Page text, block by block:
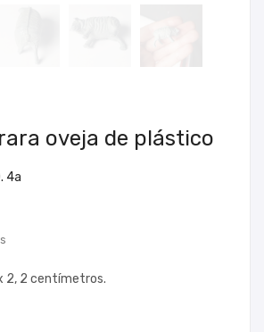
oveja de plástico
4a
2, 2 centímetros.